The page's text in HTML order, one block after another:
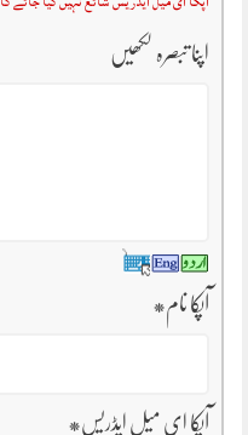
اپنا تبصرہ لکھیں
آپکا نام*
آپکا ای میل ایڈریس*